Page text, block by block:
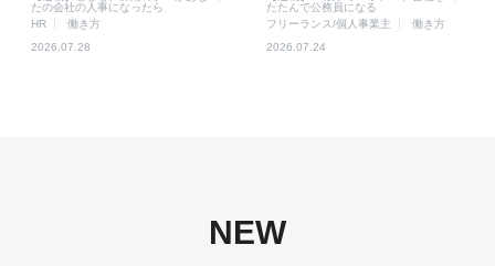
たの会社の人事になったら
HR
働き方
2026.07.28
たたんで公務員になる
フリーランス/個人事業主
働き方
2026.07.24
NEW